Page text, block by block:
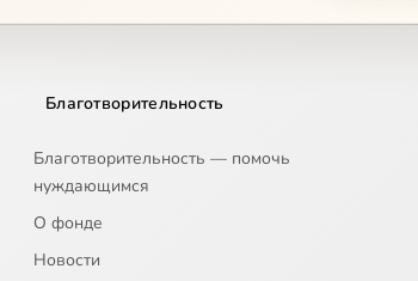
Благотворительность
Благотворительность — помочь
нуждающимся
О фонде
Новости